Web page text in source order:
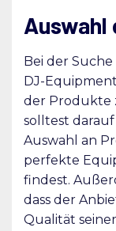
Bei der
DJ-
der Produkte
solltest darauf
Auswahl an
perfekte
findest.
dass der
Qualität